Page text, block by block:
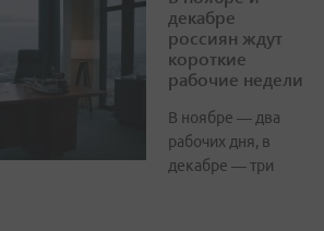
декабре
россиян ждут
короткие
рабочие недели
В ноябре — два
рабочих дня, в
декабре — три